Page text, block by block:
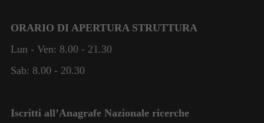
ORARIO DI APERTURA STRUTTURA
Lun - Ven: 8.00 - 21.30
Sab: 8.00 - 20.30
Iscritti all’Anagrafe Nazionale ricerche